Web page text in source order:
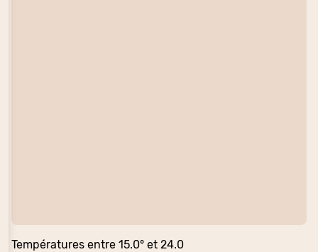
Températures entre 15.0° et 24.0